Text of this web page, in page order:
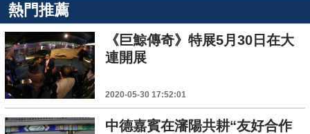
熱門推薦
《巨鯨傳奇》特展5月30日在大
連開展
2020-05-30 17:52:01
中德嘉賓在瀋陽共耕“友好合作